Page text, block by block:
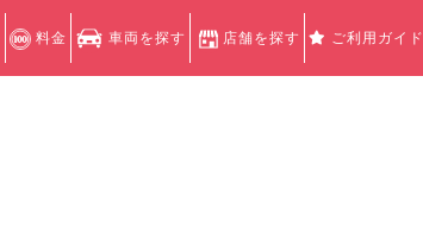
料金 車両を探す 店舗を探す ご利用ガイド